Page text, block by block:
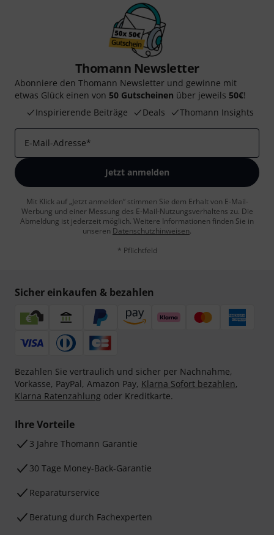
Thomann Newsletter
Abonniere den Thomann Newsletter und gewinne mit
etwas Glück einen von 50 Gutscheinen über jeweils 50€!
Inspirierende Beiträge
Deals Thomann Insights
E-Mail-Adresse*
Jetzt anmelden
Mit Klick auf „Jetzt anmelden“ stimmen Sie dem Erhalt von E-Mail-
Werbung und einer Messung des E-Mail-Nutzungsverhaltens zu. Die
Abmeldung ist jederzeit möglich. Weitere Informationen finden Sie in
unseren Datenschutzhinweisen.
* Pflichtfeld
Sicher einkaufen & bezahlen
Bezahlen Sie vertraulich und sicher per Nachnahme,
Vorkasse, PayPal, Amazon Pay, Klarna Sofort bezahlen,
Klarna Ratenzahlung oder Kreditkarte.
Ihre Vorteile
3 Jahre Thomann Garantie
30 Tage Money-Back-Garantie
Reparaturservice
Beratung durch Fachexperten